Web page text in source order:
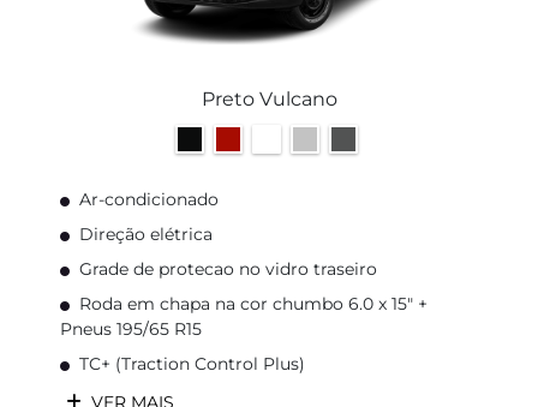
Preto Vulcano
Ar-condicionado
Direção elétrica
Grade de protecao no vidro traseiro
Roda em chapa na cor chumbo 6.0 x 15" +
Pneus 195/65 R15
TC+ (Traction Control Plus)
VER MAIS